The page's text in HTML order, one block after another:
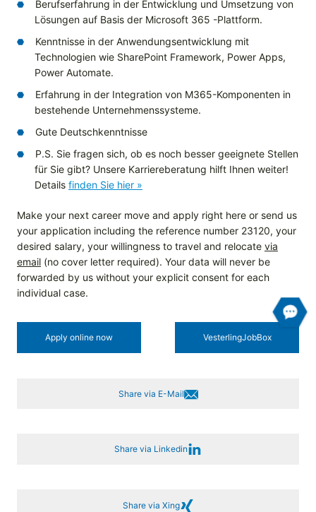
Berufserfahrung in der Entwicklung und Umsetzung von
Lösungen auf Basis der Microsoft 365 -Plattform.
Kenntnisse in der Anwendungsentwicklung mit
Technologien wie SharePoint Framework, Power Apps,
Power Automate.
Erfahrung in der Integration von M365-Komponenten in
bestehende Unternehmenssysteme.
Gute Deutschkenntnisse
P.S. Sie fragen sich, ob es noch besser geeignete Stellen
für Sie gibt? Unsere Karriereberatung hilft Ihnen weiter!
Details finden Sie hier »
Make your next career move and apply right here or send us
your application including the reference number 23120, your
desired salary, your willingness to travel and relocate via
email (no cover letter required). Your data will never be
forwarded by us without your explicit consent for each
individual case.
Apply online now Vesterling­JobBox
Share via E-Mail
Share via Linkedin
Share via Xing